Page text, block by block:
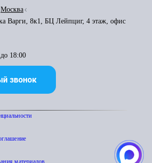
Москва
Варги, 8к1, БЦ Лейпциг, 4 этаж, офис
18:00
звонок
материалов